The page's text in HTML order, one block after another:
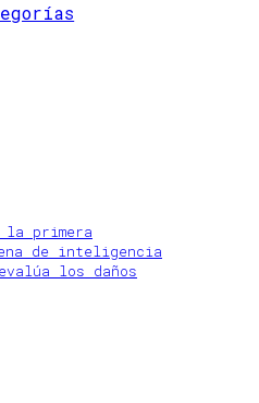
la primera
de inteligencia
los daños